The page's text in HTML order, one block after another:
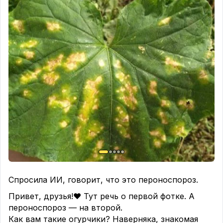
Сейчас таким растениям Тиовит Джет давать уже
поздно. Потому переходим на Ревус и Превикур
Энерджи так, как написано на этих скринах.
Кстати, у жителей близ лежащих стран «бывшего
союза» есть аналог — «Энергодар». Вот, как
только наша бригада из Белоруси поедет домой,
я им закажу.😁
Что касается грибов «бусин» на ножке на
последней фотке — видно плохо, — могу лишь
предположить, что это яйца насекомых типа
Златоглазки.
Откладывает яйца на «ниточках». Очень похоже.
Златоглазка — борец с вредителями огородных
культур.
❓У кого пероноспороз уже пришёл?
Как боретесь? Запускать нельзя.
А кто воспользовался моими рекомендациями и
Спросила ИИ, говорит, что это пероноспороз.
Привет, друзья!❤ Тут речь о первой фотке. А
пероноспороз — на второй.
Как вам такие огурчики? Наверняка, знакомая